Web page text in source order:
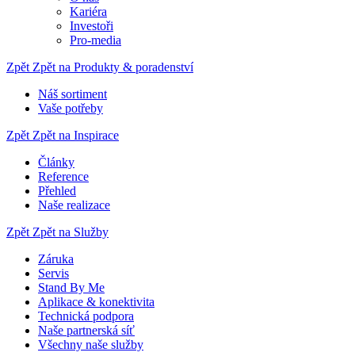
Kariéra
Investoři
Pro-media
Zpět Zpět na Produkty & poradenství
Náš sortiment
Vaše potřeby
Zpět Zpět na Inspirace
Články
Reference
Přehled
Naše realizace
Zpět Zpět na Služby
Záruka
Servis
Stand By Me
Aplikace & konektivita
Technická podpora
Naše partnerská síť
Všechny naše služby